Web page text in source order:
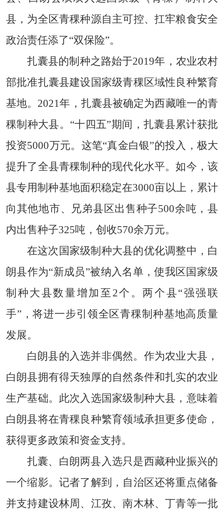
县，为全区青稞种源自主可控、扛牢粮食安全
政治责任添了“双保险”。
扎囊县的制种之路始于2019年，农业农村
部批准扎囊县建设国家级青稞区域性良种繁育
基地。2021年，扎囊县被确定为西藏唯一的青
稞制种大县。“十四五”期间，扎囊县累计获批
投资5000万元。这笔“真金白银”的投入，极大
提升了全县青稞制种的现代化水平。如今，该
县专用制种基地面积稳定在3000亩以上，累计
向其他地市、兄弟县区出售种子500余吨，县
内出售种子325吨，创收570余万元。
在这次国家级制种大县的优化调整中，白
朗县作为“新成员”被纳入名单，使我区国家级
制种大县数量增加至2个。两个县“强强联
手”，将进一步引领全区青稞制种基地高质量
发展。
白朗县的入选并非偶然。作为农业大县，
白朗县拥有得天独厚的自然条件和扎实的农业
生产基础。此次入选国家级制种大县，意味着
白朗县将在青稞良种繁育领域承担更多使命，
获得更多政策和资金支持。
扎囊、白朗两县入选只是西藏种业振兴的
一个缩影。记者了解到，自治区还将重点储备
并支持建设林周、江孜、南木林、丁青等一批